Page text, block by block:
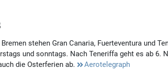
stehen Gran Canaria, Fuerteventura und
und sonntags. Nach Teneriffa geht es ab 6.
die Osterferien ab.
Aerotelegraph